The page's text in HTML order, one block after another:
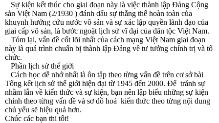
Sự kiện kết thúc cho giai đoạn này là việc thành lập Đảng Cộng
sản Việt Nam (2/1930 ) đánh dấu sự thắng thế hoàn toàn của
khuynh hướng cứu nước vô sản và sự xác lập quyền lãnh đạo của
giai cấp vô sản, là bước ngoặt lịch sử vĩ đại của dân tộc Việt Nam.
Tóm lại, vấn đề cốt lõi nhất của cách mạng Việt Nam giai đoạn
này là quá trình chuẩn bị thành lập Đảng về tư tưởng chính trị và tổ
chức.
Phần lịch sử thế giới
Cách học dễ nhớ nhất là ôn tập theo từng vấn đề trên cơ sở bài
Tổng kết lịch sử thế giới hiện đại từ 1945 đến 2000. Để tránh sự
nhầm lẫn về kiến thức và sự kiện, bạn nên lập biểu những sự kiện
chính theo từng vấn đề và sơ đồ hoá kiến thức theo từng nội dung
chủ yếu sẽ hiệu quả hơn.
Chúc các bạn thi tốt!